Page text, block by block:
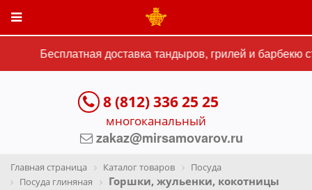
Бесплатная доставка тандыров, грилей и барбекю
8 (812) 336 25 25
многоканальный
zakaz@mirsamovarov.ru
Главная страница Каталог товаров
Посуда
Посуда глиняная
Горшки, жульенки, кокотницы